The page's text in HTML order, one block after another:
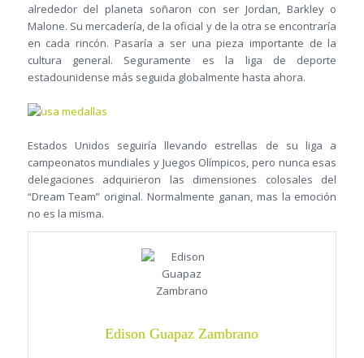
alrededor del planeta soñaron con ser Jordan, Barkley o
Malone. Su mercadería, de la oficial y de la otra se encontraría
en cada rincón. Pasaría a ser una pieza importante de la
cultura general. Seguramente es la liga de deporte
estadounidense más seguida globalmente hasta ahora.
Estados Unidos seguiría llevando estrellas de su liga a
campeonatos mundiales y Juegos Olímpicos, pero nunca esas
delegaciones adquirieron las dimensiones colosales del
“Dream Team” original. Normalmente ganan, mas la emoción
no es la misma.
Edison Guapaz Zambrano